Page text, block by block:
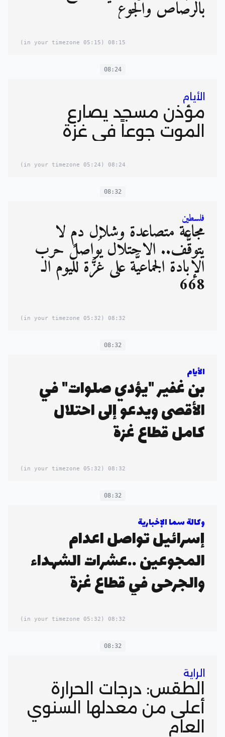
بالرصاص والجوع
08:15
(05:15 in your timezone)
08:24
الأيام
مؤذن مسجد يصارع
الموت جوعاً في غزة
08:24
(05:24 in your timezone)
08:32
فلسطين
مجاعة مُتصاعدة وشلال دمٍ لا
يتوقَّف.. الاحتلال يُواصل حرب
الإبادة الجماعيَّة على غزَّة لليوم الـ
668
08:32
(05:32 in your timezone)
08:32
الأيام
بن غفير "يؤدي صلوات" في
الأقصى ويدعو إلى احتلال
كامل قطاع غزة
08:32
(05:32 in your timezone)
08:32
وكالة سما الإخبارية
إسرائيل تواصل اعدام
المجوعين ..عشرات الشهداء
والجرحى في قطاع غزة
08:32
(05:32 in your timezone)
08:32
الراية
الطقس: درجات الحرارة
أعلى من معدلها السنوي
العام